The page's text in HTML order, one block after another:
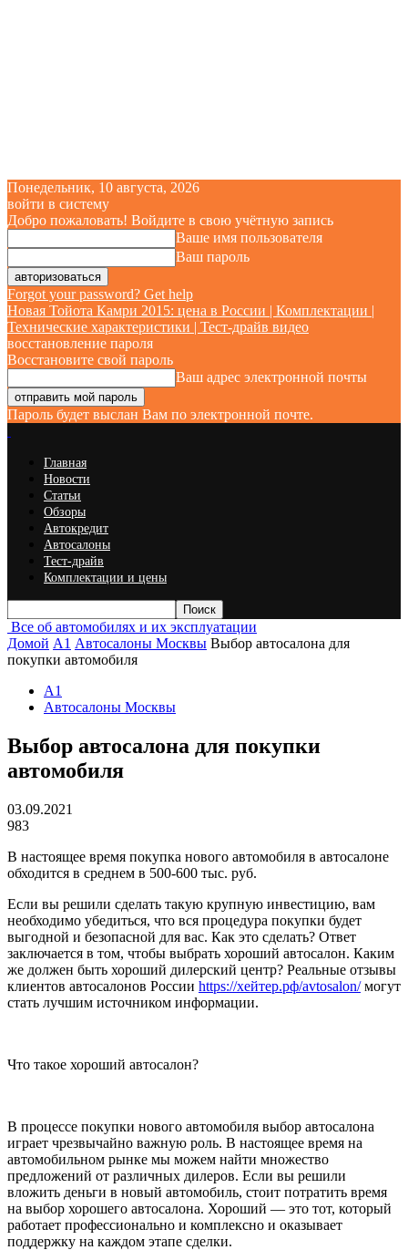
Понедельник, 10 августа, 2026
войти в систему
Добро пожаловать! Войдите в свою учётную запись
Ваше имя пользователя
Ваш пароль
Forgot your password? Get help
Новая Тойота Камри 2015: цена в России | Комплектации |
Технические характеристики | Тест-драйв видео
восстановление пароля
Восстановите свой пароль
Ваш адрес электронной почты
Пароль будет выслан Вам по электронной почте.
Главная
Новости
Статьи
Обзоры
Автокредит
Автосалоны
Тест-драйв
Комплектации и цены
Все об автомобилях и их эксплуатации
Домой A1 Автосалоны Москвы Выбор автосалона для
покупки автомобиля
A1
Автосалоны Москвы
Выбор автосалона для покупки
автомобиля
03.09.2021
983
В настоящее время покупка нового автомобиля в автосалоне
обходится в среднем в 500-600 тыс. руб.
Если вы решили сделать такую крупную инвестицию, вам
необходимо убедиться, что вся процедура покупки будет
выгодной и безопасной для вас. Как это сделать? Ответ
заключается в том, чтобы выбрать хороший автосалон. Каким
же должен быть хороший дилерский центр? Реальные отзывы
клиентов автосалонов России https://хейтер.рф/avtosalon/могут
стать лучшим источником информации.
Что такое хороший автосалон?
В процессе покупки нового автомобиля выбор автосалона
играет чрезвычайно важную роль. В настоящее время на
автомобильном рынке мы можем найти множество
предложений от различных дилеров. Если вы решили
вложить деньги в новый автомобиль, стоит потратить время
на выбор хорошего автосалона. Хороший — это тот, который
работает профессионально и комплексно и оказывает
поддержку на каждом этапе сделки.